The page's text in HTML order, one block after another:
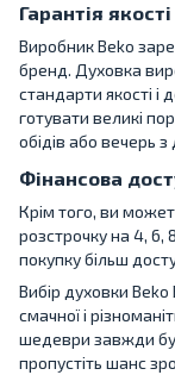
Гарантія
Виробник Beko
бренд. Духовка
стандарти якості і
готувати великі
обідів або вечерь
Фінансова
Крім того, ви
розстрочку на 4, 6,
покупку більш
Вибір духовки
смачної і
шедеври завжди
пропустіть шанс